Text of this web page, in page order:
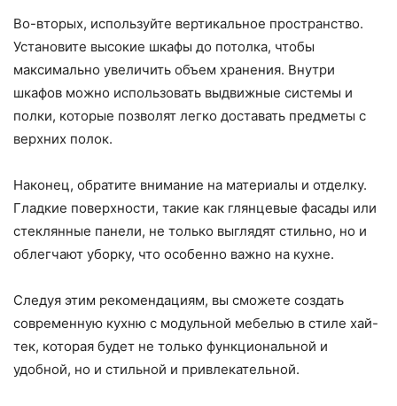
Во-вторых, используйте вертикальное пространство.
Установите высокие шкафы до потолка, чтобы
максимально увеличить объем хранения. Внутри
шкафов можно использовать выдвижные системы и
полки, которые позволят легко доставать предметы с
верхних полок.
Наконец, обратите внимание на материалы и отделку.
Гладкие поверхности, такие как глянцевые фасады или
стеклянные панели, не только выглядят стильно, но и
облегчают уборку, что особенно важно на кухне.
Следуя этим рекомендациям, вы сможете создать
современную кухню с модульной мебелью в стиле хай-
тек, которая будет не только функциональной и
удобной, но и стильной и привлекательной.